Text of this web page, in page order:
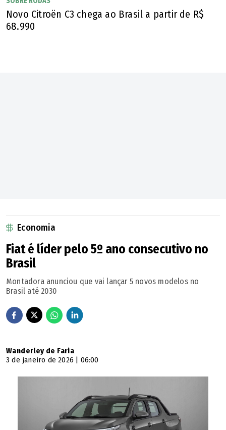
Novo Citroën C3 chega ao Brasil a partir de R$
68.990
Economia
Fiat é líder pelo 5º ano consecutivo no
Brasil
Montadora anunciou que vai lançar 5 novos modelos no
Brasil até 2030
Wanderley de Faria
3 de janeiro de 2026 | 06:00